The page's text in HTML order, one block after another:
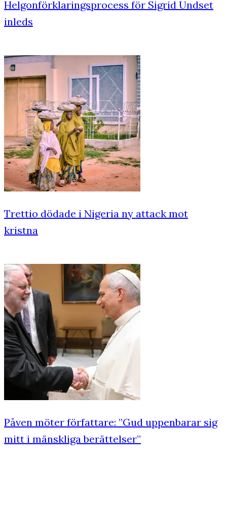
Helgonförklaringsprocess för Sigrid Undset
inleds
Trettio dödade i Nigeria ny attack mot
kristna
Påven möter författare: ”Gud uppenbarar sig
mitt i mänskliga berättelser”